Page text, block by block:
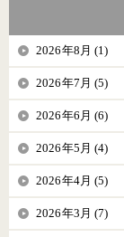
2026年8月 (1)
2026年7月 (5)
2026年6月 (6)
2026年5月 (4)
2026年4月 (5)
2026年3月 (7)